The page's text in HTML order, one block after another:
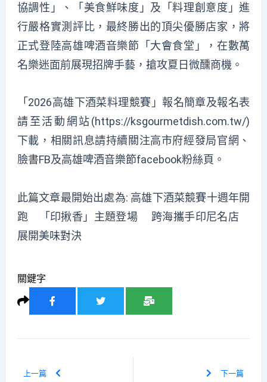
協調性」、「美食鮮味度」及「料理創意度」進
行嚴格實測評比，最終勝出的頂尖優勝店家，將
正式登陸高雄啤酒音樂節「大會食堂」，在數萬
名樂迷面前展現招牌手藝，搶攻夏日微醺商機。
「2026高雄下酒菜料理競賽」報名簡章及報名表
請至活動網站(https://ksgourmetdish.com.tw/)
下載，相關訊息請持續關注高市府經發局官網、
臉書FB及高雄啤酒音樂節facebook粉絲頁。
此篇文章最開始出處為: 高雄下酒菜競賽十週年開
跑 「印揪香」主題登場 跨海攜手印尼名店
展開美味對決
關鍵字
上一篇 下一篇